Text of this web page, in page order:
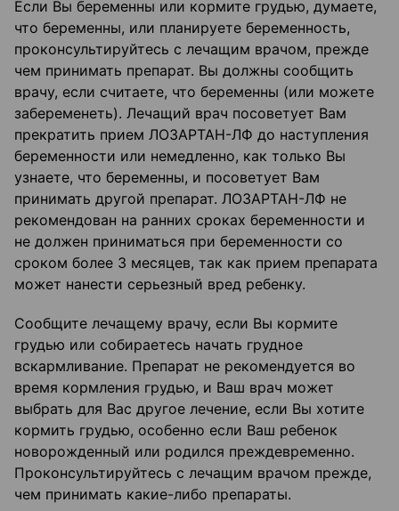
Если Вы беременны или кормите грудью, думаете,
что беременны, или планируете беременность,
проконсультируйтесь с лечащим врачом, прежде
чем принимать препарат. Вы должны сообщить
врачу, если считаете, что беременны (или можете
забеременеть). Лечащий врач посоветует Вам
прекратить прием ЛОЗАРТАН-ЛФ до наступления
беременности или немедленно, как только Вы
узнаете, что беременны, и посоветует Вам
принимать другой препарат. ЛОЗАРТАН-ЛФ не
рекомендован на ранних сроках беременности и
не должен приниматься при беременности со
сроком более 3 месяцев, так как прием препарата
может нанести серьезный вред ребенку.
Сообщите лечащему врачу, если Вы кормите
грудью или собираетесь начать грудное
вскармливание. Препарат не рекомендуется во
время кормления грудью, и Ваш врач может
выбрать для Вас другое лечение, если Вы хотите
кормить грудью, особенно если Ваш ребенок
новорожденный или родился преждевременно.
Проконсультируйтесь с лечащим врачом прежде,
чем принимать какие-либо препараты.